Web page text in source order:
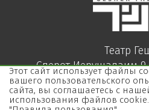
Театр
Сдерот Иерушалаим
03-
Этот сайт использует файлы
вашего пользовательского
сайта, вы соглашаетесь с
использования файлов